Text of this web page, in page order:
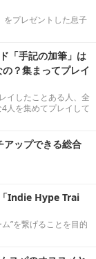
をプレゼントした息子
「手記の加筆」は
？集まってプレイ
イしたことある人、全
人を集めてプレイして
ップできる総合
Indie Hype Trai
”を繋げることを目的